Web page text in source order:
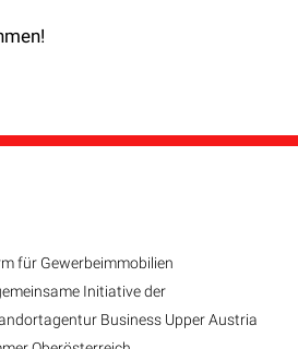
für Gewerbeimmobilien
Initiative der
Business Upper Austria